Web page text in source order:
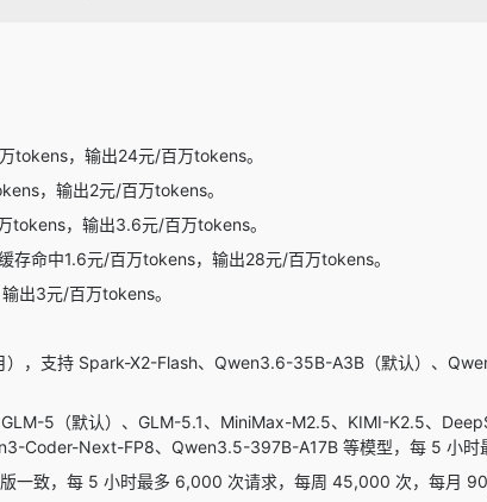
tokens，输出24元/百万tokens。
，输出2元/百万tokens。
tokens，输出3.6元/百万tokens。
存命中1.6元/百万tokens，输出28元/百万tokens。
出3元/百万tokens。
），支持 Spark-X2-Flash、Qwen3.6-35B-A3B（默认）、
5（默认）、GLM-5.1、MiniMax-M2.5、KIMI-K2.5、
Coder-Next-FP8、Qwen3.5-397B-A17B 等模型，每 5 小时
一致，每 5 小时最多 6,000 次请求，每周 45,000 次，每月